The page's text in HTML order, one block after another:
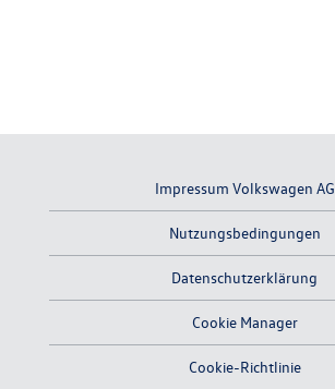
Impressum Volkswagen AG
Nutzungsbedingungen
Datenschutzerklärung
Cookie Manager
Cookie-Richtlinie